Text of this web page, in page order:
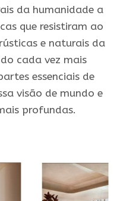
da humanidade a
que resistiram ao
e naturais da
cada vez mais
essenciais de
visão de mundo e
profundas.